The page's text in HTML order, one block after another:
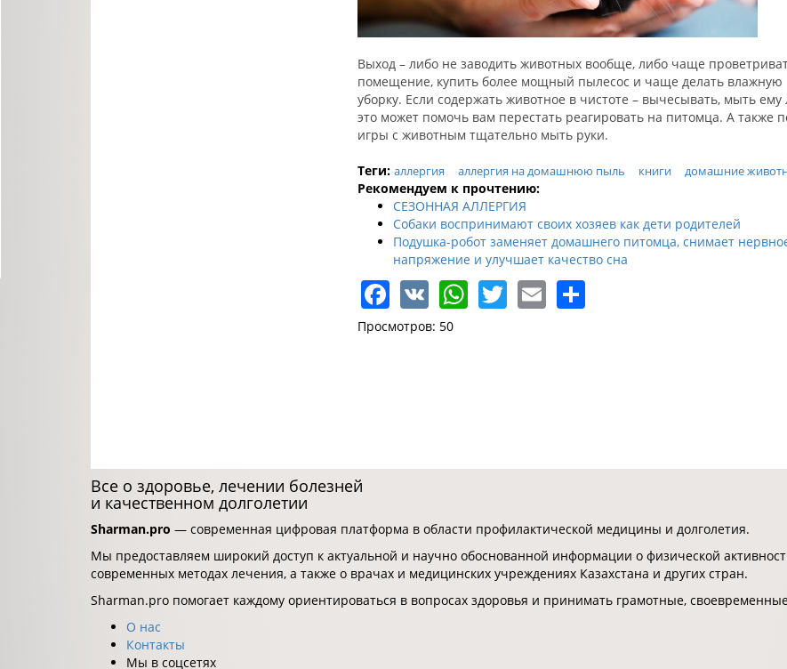
Выход – либо не заводить животных вообще, либо чаще
помещение, купить более мощный пылесос и чаще делать влажную
уборку. Если содержать животное в чистоте – вычесывать, мыть ему
это может помочь вам перестать реагировать на питомца. А также
игры с животным тщательно мыть руки.
Теги: аллергия аллергия на домашнюю пыль книги домашние
Рекомендуем к прочтению:
СЕЗОННАЯ АЛЛЕРГИЯ
Собаки воспринимают своих хозяев как дети родителей
Подушка-робот заменяет домашнего питомца, снимает
напряжение и улучшает качество сна
Facebook
VK WhatsApp
Twitter
Email
Просмотров: 50
Все о здоровье, лечении болезней
и качественном долголетии
Sharman.pro — современная цифровая платформа в области профилактической медицины и долголетия.
Мы предоставляем широкий доступ к актуальной и научно обоснованной информации о физической
современных методах лечения, а также о врачах и медицинских учреждениях Казахстана и других стран.
Sharman.pro помогает каждому ориентироваться в вопросах здоровья и принимать грамотные,
О нас
Контакты
Мы в соцсетях